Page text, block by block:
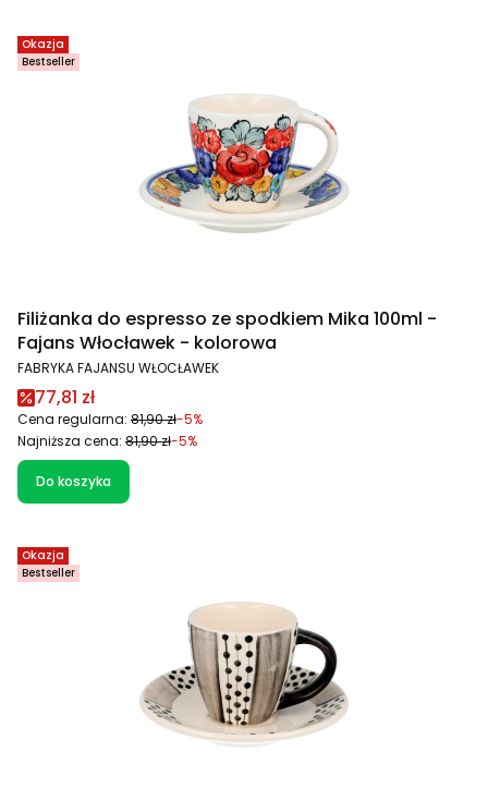
Okazja
Bestseller
Filiżanka do espresso ze spodkiem Mika 100ml -
Fajans Włocławek - kolorowa
PRODUCENT
FABRYKA FAJANSU WŁOCŁAWEK
Cena promocyjna
77,81 zł
Cena regularna: 81,90 zł-5%
Najniższa cena: 81,90 zł-5%
Do koszyka
Okazja
Bestseller